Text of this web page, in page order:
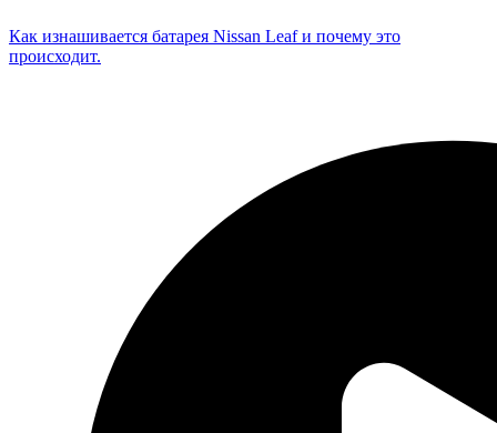
Как изнашивается батарея Nissan Leaf и почему это
происходит.